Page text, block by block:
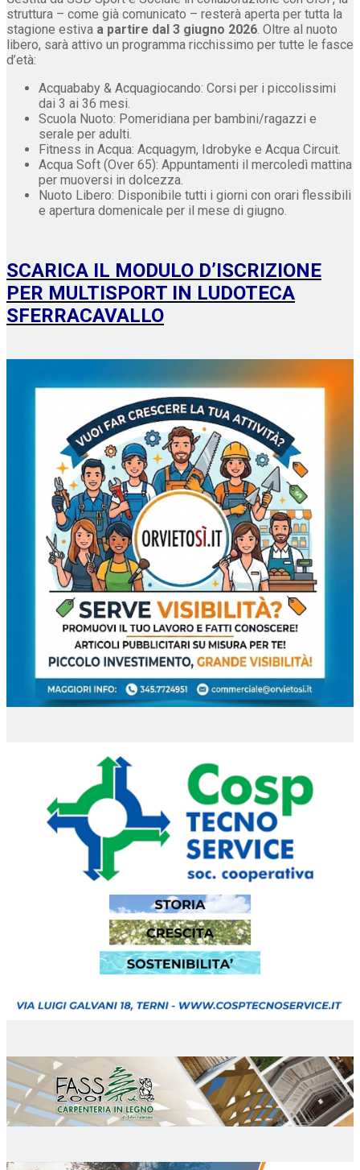
struttura – come già comunicato – resterà aperta per tutta la
stagione estiva a partire dal 3 giugno 2026. Oltre al nuoto
libero, sarà attivo un programma ricchissimo per tutte le fasce
d’età:
Acquababy & Acquagiocando: Corsi per i piccolissimi
dai 3 ai 36 mesi.
Scuola Nuoto: Pomeridiana per bambini/ragazzi e
serale per adulti.
Fitness in Acqua: Acquagym, Idrobyke e Acqua Circuit.
Acqua Soft (Over 65): Appuntamenti il mercoledì mattina
per muoversi in dolcezza.
Nuoto Libero: Disponibile tutti i giorni con orari flessibili
e apertura domenicale per il mese di giugno.
SCARICA IL MODULO D’ISCRIZIONE
PER MULTISPORT IN LUDOTECA
SFERRACAVALLO